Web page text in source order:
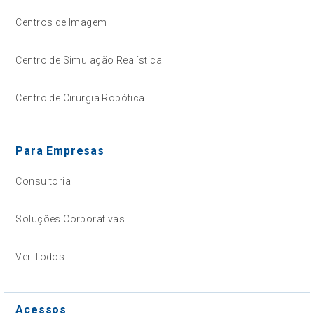
Centros de Imagem
Centro de Simulação Realística
Centro de Cirurgia Robótica
Para Empresas
Consultoria
Soluções Corporativas
Ver Todos
Acessos